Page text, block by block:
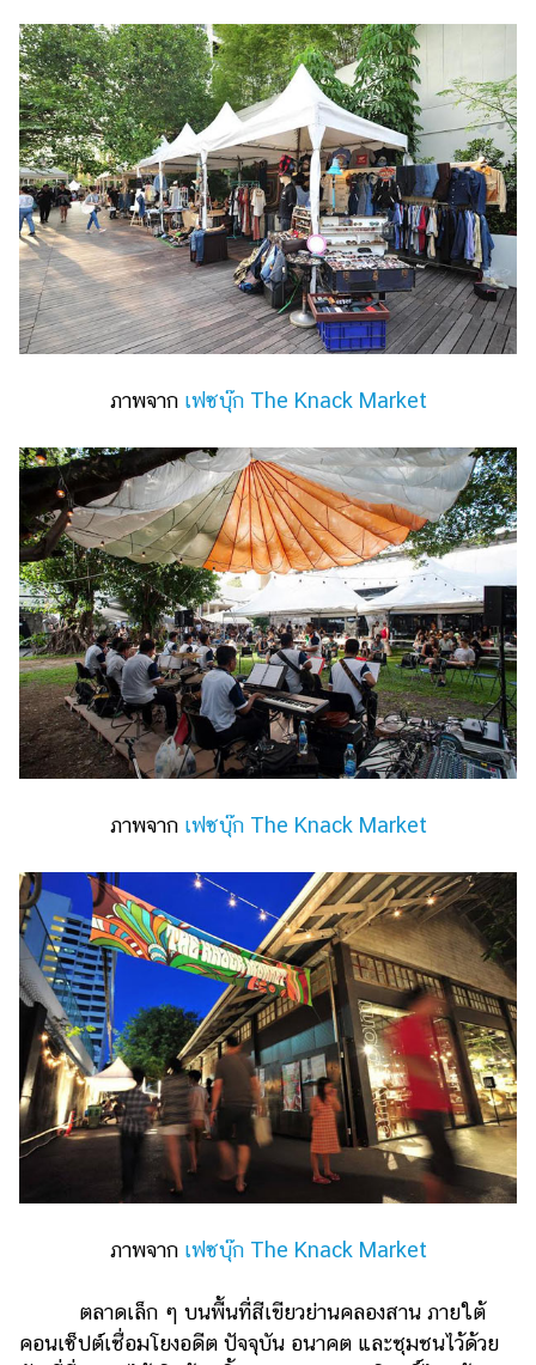
ภาพจาก เฟซบุ๊ก The Knack Market
ภาพจาก เฟซบุ๊ก The Knack Market
ภาพจาก เฟซบุ๊ก The Knack Market
ตลาดเล็ก ๆ บนพื้นที่สีเขียวย่านคลองสาน ภายใต้
คอนเซ็ปต์เชื่อมโยงอดีต ปัจจุบัน อนาคต และชุมชนไว้ด้วย